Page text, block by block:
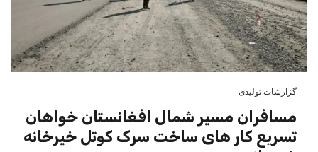
گزارشات تولیدی
مسافران مسیر شمال افغانستان خواهان
تسریع کار های ساخت سرک کوتل خیرخانه